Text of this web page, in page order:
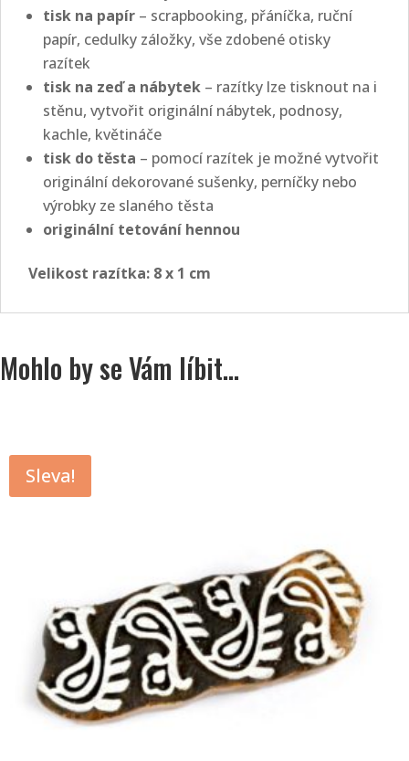
tisk na papír – scrapbooking, přáníčka, ruční
papír, cedulky záložky, vše zdobené otisky
razítek
tisk na zeď a nábytek – razítky lze tisknout na i
stěnu, vytvořit originální nábytek, podnosy,
kachle, květináče
tisk do těsta – pomocí razítek je možné vytvořit
originální dekorované sušenky, perníčky nebo
výrobky ze slaného těsta
originální tetování hennou
Velikost razítka: 8x 1 cm
Mohlo by se Vám líbit…
Sleva!